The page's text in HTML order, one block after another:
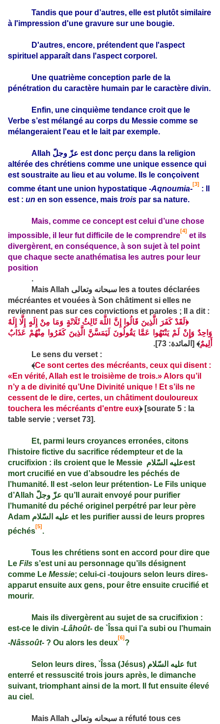
Tandis que pour d’autres, elle est plutôt similaire
à l'impression d'une gravure sur une bougie.
D'autres, encore, prétendent que l'aspect
spirituel apparaît dans l'aspect corporel.
Une quatrième conception parle de la
pénétration du caractère humain par le caractère divin.
Enfin, une cinquième tendance croit que le
Verbe s’est mélangé au corps du Messie comme se
mélangeraient l'eau et le lait par exemple.
Allah عزّ وجلّ est donc perçu dans la religion
altérée des chrétiens comme une unique essence qui
est soustraite au lieu et au volume. Ils le conçoivent
comme étant une union hypostatique ‑Aqnoumia‑
[3]
: Il
est : un en son essence, mais trois par sa nature.
Mais, comme ce concept est celui d’une chose
impossible, il leur fut difficile de le comprendre
[4]
et ils
divergèrent, en conséquence, à son sujet à tel point
que chaque secte ana­thématisa les autres pour leur
position
.
Mais Allah سبحانه وتعالى les a toutes déclarées
mécréantes et vouées à Son châtiment si elles ne
reviennent pas sur ces convictions et paroles ; Il a dit :
﴿لَقَدْ كَفَرَ الَّذِينَ قَالُوا إِنَّ اللَّهَ ثَالِثُ ثَلَاثَةٍ وَمَا مِنْ إِلَهٍ إِلَّا إِلَهٌ
وَاحِدٌ وَإِنْ لَمْ يَنْتَهُوا عَمَّا يَقُولُونَ لَيَمَسَّنَّ الَّذِينَ كَفَرُوا مِنْهُمْ عَذَابٌ
أَلِيمٌ﴾ [المائدة: 73].
Le sens du verset :
﴾Ce sont certes des mécréants, ceux qui disent :
«En vérité, Allah est le troisième de trois.» Alors qu’il
n’y a de divinité qu’Une Divinité unique ! Et s’ils ne
cessent de le dire, certes, un châtiment douloureux
touchera les mécréants d'entre eux﴿ [sourate 5 : la
table servie ; verset 73].
Et, parmi leurs croyances erronées, citons
l’histoire fictive du sacrifice rédempteur et de la
crucifixion : ils croient que le Messie عليه السّلامest
mort crucifié en vue d’absoudre les péchés de
l’humanité. Il est ‑selon leur prétention‑ Le Fils unique
d’Allah عزّ وجلّ qu’Il aurait envoyé pour purifier
l’humanité du péché originel perpétré par leur père
Adam عليه السّلام et les purifier aussi de leurs propres
péchés
[5]
.
Tous les chrétiens sont en accord pour dire que
Le Fils s’est uni au personnage qu’ils désignent
comme Le Messie; celui-ci ‑toujours selon leurs dires‑
apparut ensuite aux gens, pour être ensuite crucifié et
mourir.
Mais ils divergèrent au sujet de sa crucifixion :
est-ce le divin ‑Lâhoût‑ de `Îssa qui l’a subi ou l’humain
‑Nâssoût‑ ? Ou alors les deux
[6]
?
Selon leurs dires, `Îssa (Jésus) عليه السّلام fut
enterré et ressuscité trois jours après, le dimanche
suivant, triomphant ainsi de la mort. Il fut ensuite élevé
au ciel.
Mais Allah سبحانه وتعالى a réfuté tous ces